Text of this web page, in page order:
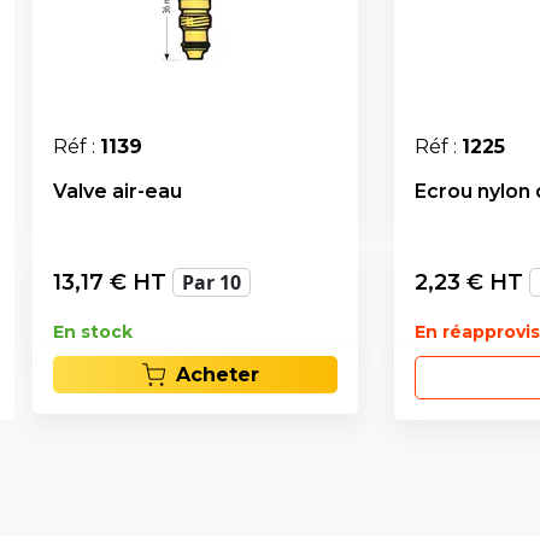
Réf : 1139
Valve air-eau
13,17 € HT Par 10
En stock
Acheter
Réf : 1225
Ecrou nylon
2,23 € HT
En